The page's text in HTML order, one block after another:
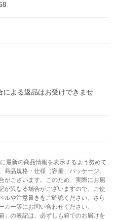
による返品はお受けできませ
最新の商品情報を表示するよう努めて
品規格・仕様（容量、パッケージ、
がございます。このため、実際にお届
が異なる場合がございますので、ご使
ルや注意書きをご確認ください。さら
ー等にお問い合わせください。
」の表記は、必ずしも箱でのお届けを